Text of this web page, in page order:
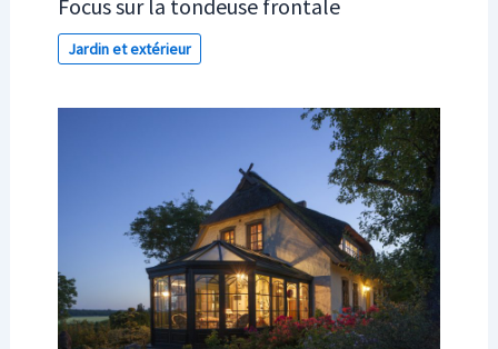
Focus sur la tondeuse frontale
Jardin et extérieur